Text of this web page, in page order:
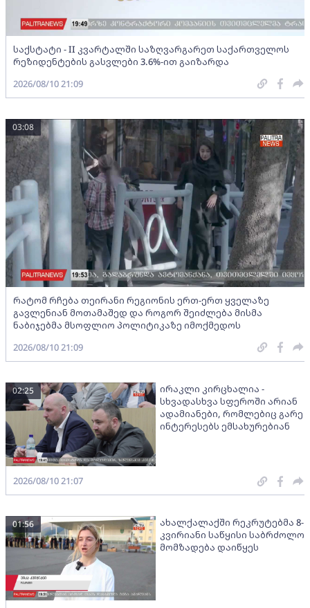
საქსტატი - II კვარტალში საზღვარგარეთ საქართველოს
რეზიდენტების გასვლები 3.6%-ით გაიზარდა
2026/08/10 21:09
რატომ რჩება თეირანი რეგიონის ერთ-ერთ ყველაზე
გავლენიან მოთამაშედ და როგორ შეიძლება მისმა
ნაბიჯებმა მსოფლიო პოლიტიკაზე იმოქმედოს
03:08
2026/08/10 21:09
ირაკლი კირცხალია -
სხვადასხვა სფეროში არიან
ადამიანები, რომლებიც გარე
ინტერესებს ემსახურებიან
02:25
2026/08/10 21:07
ახალქალაქში რეკრუტებმა 8-
კვირიანი საწყისი საბრძოლო
მომზადება დაიწყეს
01:56